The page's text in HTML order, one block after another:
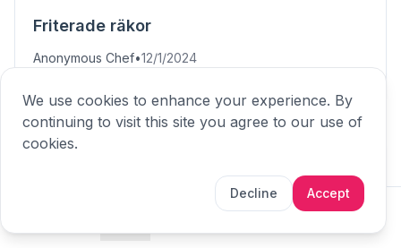
Friterade räkor
Anonymous Chef•12/1/2024
We use cookies to enhance your experience. By
continuing to visit this site you agree to our use of
cookies.
Decline Accept